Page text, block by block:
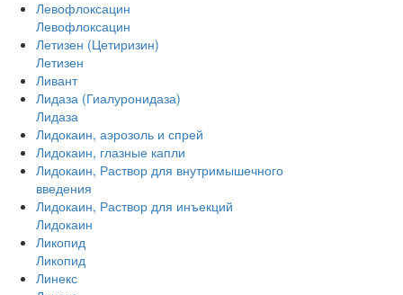
Левофлоксацин
Левофлоксацин
Летизен (Цетиризин)
Летизен
Ливант
Лидаза (Гиалуронидаза)
Лидаза
Лидокаин, аэрозоль и спрей
Лидокаин, глазные капли
Лидокаин, Раствор для внутримышечного
введения
Лидокаин, Раствор для инъекций
Лидокаин
Ликопид
Ликопид
Линекс